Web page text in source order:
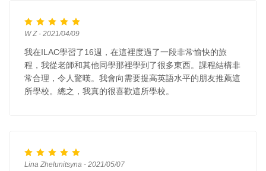
W Z - 2021/04/09
我在ILAC學習了16週，在這裡度過了一段非常愉快的旅
程，我從老師和其他同學那裡學到了很多東西。課程結構非
常合理，令人驚嘆。我會向需要提高英語水平的朋友推薦這
所學校。總之，我真的很喜歡這所學校。
Lina Zhelunitsyna - 2021/05/07